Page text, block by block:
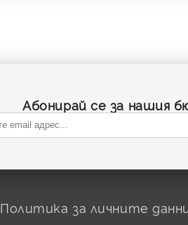
Абонирай се за нашия
Политика за личните